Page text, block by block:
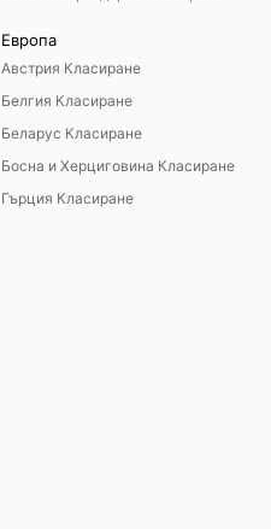
Европа
Австрия Класиране
Белгия Класиране
Беларус Класиране
Босна и Херциговина Класиране
Гърция Класиране